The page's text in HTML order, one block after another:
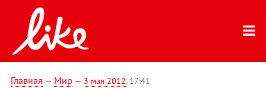
Главная — Мир — 3 мая 2012, 17:41